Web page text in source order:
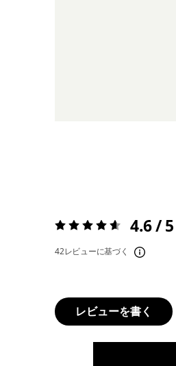
評価:4.6 / 5 4.6 / 5
42レビューに基づく
レビューを書く